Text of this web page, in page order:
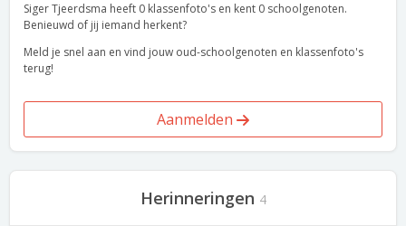
Siger Tjeerdsma heeft 0 klassenfoto's en kent 0 schoolgenoten.
Benieuwd of jij iemand herkent?
Meld je snel aan en vind jouw oud-schoolgenoten en klassenfoto's
terug!
Aanmelden
Herinneringen 4